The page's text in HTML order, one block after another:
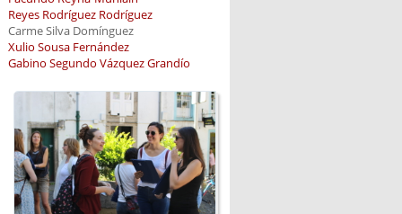
Reyes Rodríguez Rodríguez
Carme Silva Domínguez
Xulio Sousa Fernández
Gabino Segundo Vázquez Grandío